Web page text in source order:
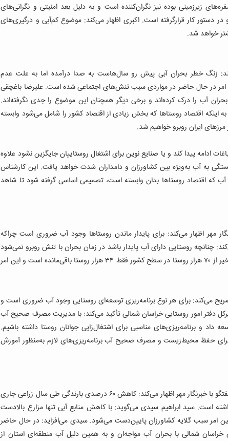
زیرزمینی بوده نیز نگران‌کننده است و به دلیل بعد امنیتی و نگرانی‌های
دستور کار قرارگرفته است. اکبری اظهار می‌کند: موضوع کم‌آبی و درگیری‌های
خواهد شد.
زنگ خطر بحران آبی پیش رو سال‌هاست به صدا درآمده اما به علت عدم
در حال حاضر در مواردی سبب تنش‌های اجتماعی شده است. علیرضا باغچقی
آب را درک کرده‌اند و برخی دیگر همچنان این موضوع را جدی نگرفته‌اند.
اینکه اقتصاد روستاها که بخش زیادی از اقتصاد کشور را شامل می‌شود وابسته
ایران روبرو خواهیم شد.
ادامه پیدا کند و یا صنایع نوین برای اشتغال روستاییان جایگزین نشود علاوه
به آب به‌ویژه بین کشاورزان و دامداران شدت خواهد یافت. این کارشناس
که اقتصاد روستاها بدان وابسته است، تصمیمی اساسی گرفته شود تا شاهد
مهر اظهار می‌کند: برای پایدار ماندن روستاها وجود آب ضروری است چراکه
چنانچه روستایی دارای آب پایدار باشد در زمان بحران با تنش روبرو نمی‌شود
قدرتی می‌گوید: طی چند سال اخیر از ۷۰ هزار روستا در سطح کشور فقط ۳۴ هزار روستا باقی‌مانده است و این امر
می‌کند: برای هر نوع برنامه‌ریزی توسعه‌ای روستایی وجود آب ضروری است و
دفتر امور روستایی خراسان شمالی تأکید می‌کند: با مدیریت مصرف صحیح آب
و برنامه‌ریزی‌های مناسبی برای اشتغال‌زایی جوانان روستا داشته باشیم.
برای حفظ محیط‌زیست و مصرف صحیح آب برنامه‌ریزی‌های لازم به‌منظور آموزش
معاون آب‌وخاک سازمان جهاد کشاورزی خراسان شمالی در گفتگو با خبرنگار مهر اظهار می‌کند: کاهش ۶۰ درصدی بارندگی طی سال زراعی جاری
است. سید ابراهیم سیدی می‌گوید: با کاهش منابع آبی تنها مزارع بالادست
امر سبب گلایه کشاورزان پایین‌دست می‌شود. سیدی می‌افزاید: در حال حاضر
شمالی با بحران آب مواجه‌ان و به همین دلیل آب منطقه‌ای استان از